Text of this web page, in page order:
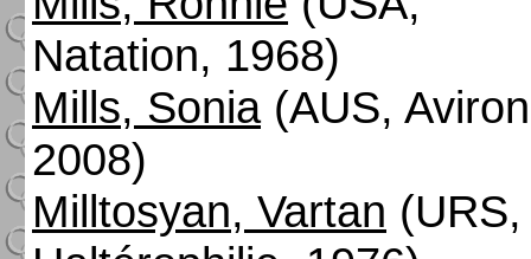
Natation, 1968)
Mills, Sonia(AUS,
2008)
Milltosyan, Vartan (URS,